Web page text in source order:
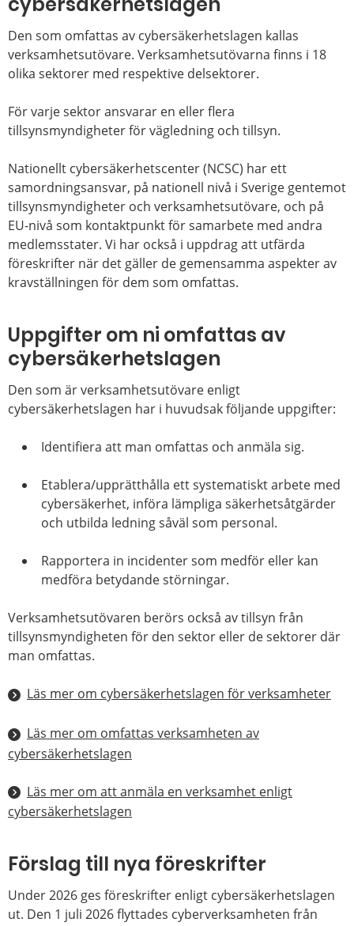
Den som omfattas av cybersäkerhetslagen kallas
verksamhetsutövare. Verksamhetsutövarna finns i 18
olika sektorer med respektive delsektorer.
För varje sektor ansvarar en eller flera
tillsynsmyndigheter för vägledning och tillsyn.
Nationellt cybersäkerhetscenter (NCSC) har ett
samordningsansvar, på nationell nivå i Sverige gentemot
tillsynsmyndigheter och verksamhetsutövare, och på
EU-nivå som kontaktpunkt för samarbete med andra
medlemsstater. Vi har också i uppdrag att utfärda
föreskrifter när det gäller de gemensamma aspekter av
kravställningen för dem som omfattas.
Uppgifter om ni omfattas av
cybersäkerhetslagen
Den som är verksamhetsutövare enligt
cybersäkerhetslagen har i huvudsak följande uppgifter:
Identifiera att man omfattas och anmäla sig.
Etablera/upprätthålla ett systematiskt arbete med
cybersäkerhet, införa lämpliga säkerhetsåtgärder
och utbilda ledning såväl som personal.
Rapportera in incidenter som medför eller kan
medföra betydande störningar.
Verksamhetsutövaren berörs också av tillsyn från
tillsynsmyndigheten för den sektor eller de sektorer där
man omfattas.
Läs mer om cybersäkerhetslagen för verksamheter
Läs mer om omfattas verksamheten av
cybersäkerhetslagen
Läs mer om att anmäla en verksamhet enligt
cybersäkerhetslagen
Förslag till nya föreskrifter
Under 2026 ges föreskrifter enligt cybersäkerhetslagen
ut. Den 1 juli 2026 flyttades cyberverksamheten från